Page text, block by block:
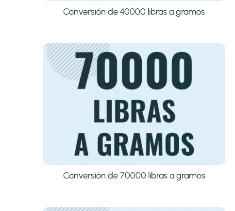
Conversión de 40000 libras a gramos
Conversión de 70000 libras a gramos